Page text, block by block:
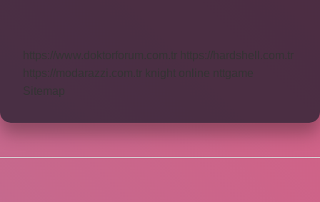
https://www.doktorforum.com.tr
https://hardshell.com.tr
https://modarazzi.com.tr
knight online
nttgame
Sitemap